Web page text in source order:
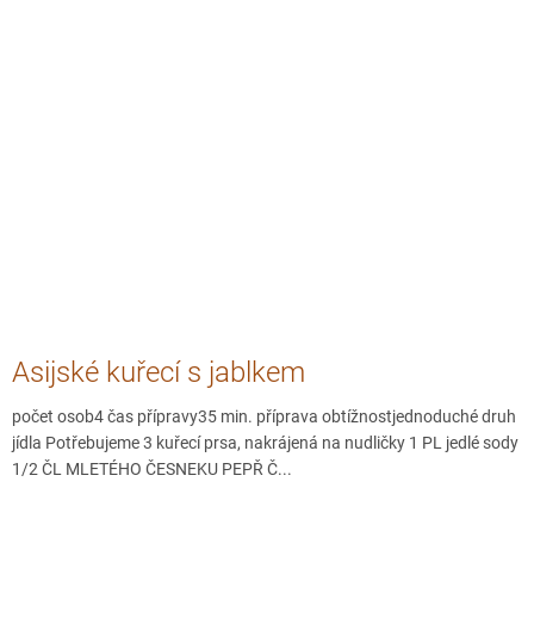
Asijské kuřecí s jablkem
počet osob4 čas přípravy35 min. příprava obtížnostjednoduché druh
jídla Potřebujeme 3 kuřecí prsa, nakrájená na nudličky 1 PL jedlé sody
1/2 ČL MLETÉHO ČESNEKU PEPŘ Č...